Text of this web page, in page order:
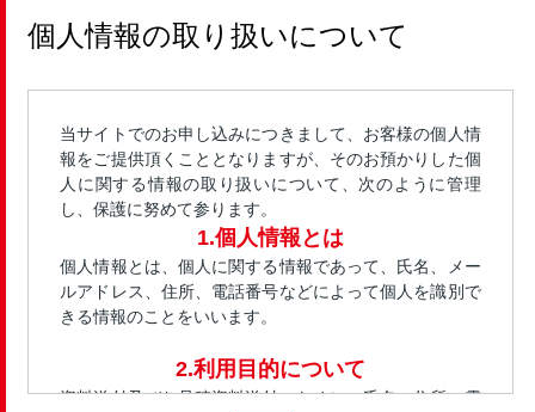
個人情報の取り扱いについて
当サイトでのお申し込みにつきまして、お客様の個人情
報をご提供頂くこととなりますが、そのお預かりした個
人に関する情報の取り扱いについて、次のように管理
し、保護に努めて参ります。
1.個人情報とは
個人情報とは、個人に関する情報であって、氏名、メー
ルアドレス、住所、電話番号などによって個人を識別で
きる情報のことをいいます。
2.利用目的について
資料送付及びお見積資料送付のために、氏名・住所・電